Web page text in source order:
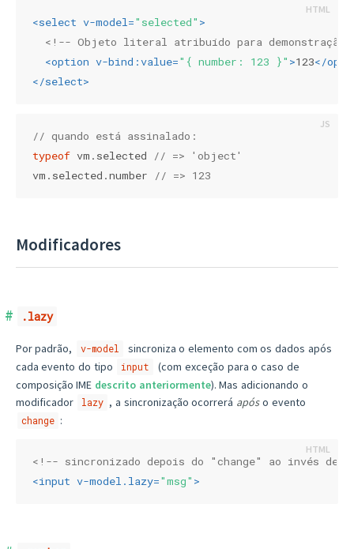
<select v-model ="selected" >
<!-- Objeto literal atribuído para demonstração
<option v-bind:value="{ number: 123 }" >123</
</select>
// quando está assinalado:
typeof vm.selected
// => 'object'
vm.selected.number
// => 123
Modificadores
.lazy
Por padrão, v-model
sincroniza o elemento com os dados após
cada evento do tipo
input
(com exceção para o caso de
composição IME descrito anteriormente). Mas adicionando o
modificador
lazy , a sincronização ocorrerá apóso evento
change :
<!-- sincronizado depois do "change" ao invés de
<input v-model.lazy="msg" >